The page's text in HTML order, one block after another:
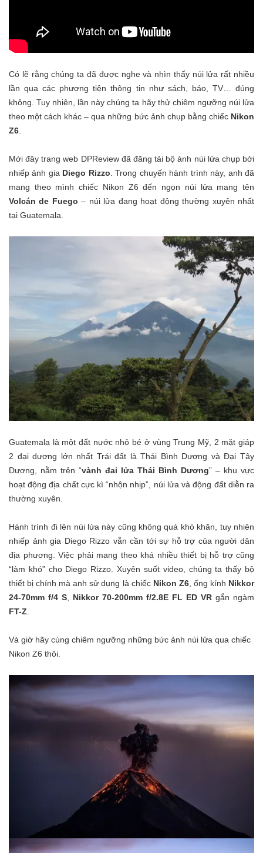
Có lẽ rằng chúng ta đã được nghe và nhìn thấy núi lửa rất nhiều
lần qua các phương tiện thông tin như sách, báo, TV… đúng
không. Tuy nhiên, lần này chúng ta hãy thử chiêm ngưỡng núi lửa
theo một cách khác – qua những bức ảnh chụp bằng chiếc Nikon
Z6
Mới đây trang web DPReview đã đăng tải bộ ảnh núi lửa chụp bởi
nhiếp ảnh gia Diego Rizzo . Trong chuyến hành trình này, anh đã
mang theo mình chiếc Nikon Z6 đến ngọn núi lửa mang tên
Volcán de Fuego – núi lửa đang hoạt động thường xuyên nhất
tại Guatemala.
Guatemala là một đất nước nhỏ bé ở vùng Trung Mỹ, 2 mặt giáp
2 đại dương lớn nhất Trái đất là Thái Bình Dương và Đại Tây
Dương, nằm trên “vành đai lửa Thái Bình Dương” – khu vực
hoạt động địa chất cực kì “nhộn nhịp”, núi lửa và động đất diễn ra
thường xuyên.
Hành trình đi lên núi lửa này cũng không quá khó khăn, tuy nhiên
nhiếp ảnh gia Diego Rizzo vẫn cần tới sự hỗ trợ của người dân
địa phương. Việc phải mang theo khá nhiều thiết bị hỗ trợ cũng
“làm khó” cho Diego Rizzo. Xuyên suốt video, chúng ta thấy bộ
thiết bị chính mà anh sử dụng là chiếc Nikon Z6, ống kính Nikkor
24-70mm f/4 S
Nikkor 70-200mm f/2.8E FL ED VR gắn ngàm
FT-Z
Và giờ hãy cùng chiêm ngưỡng những bức ảnh núi lửa qua chiếc
Nikon Z6 thôi.